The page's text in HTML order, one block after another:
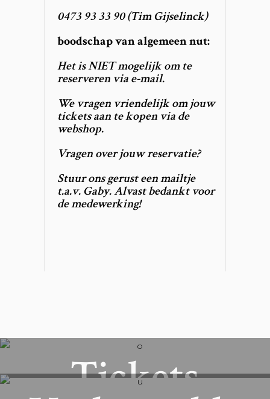
0473 93 33 90 (Tim Gijselinck)
boodschap van algemeen nut:
Het is NIET mogelijk om te
reserveren via e-mail.
We vragen vriendelijk om jouw
tickets aan te kopen viade
webshop.
Vragen over jouw reservatie?
Stuur ons gerust een mailtje
t.a.v. Gaby. Alvast bedankt voor
de medewerking!
Tickets